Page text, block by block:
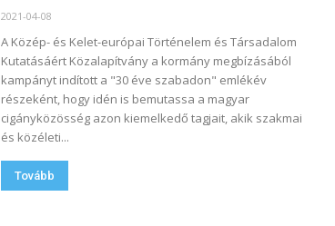
2021-04-08
A Közép- és Kelet-európai Történelem és Társadalom
Kutatásáért Közalapítvány a kormány megbízásából
kampányt indított a "30 éve szabadon" emlékév
részeként, hogy idén is bemutassa a magyar
cigányközösség azon kiemelkedő tagjait, akik szakmai
és közéleti...
Tovább